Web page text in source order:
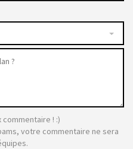
! :)
votre commentaire ne sera